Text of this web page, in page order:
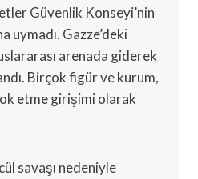
Güvenlik Konseyi’nin
uymadı. Gazze’deki
arenada giderek
Birçok figür ve kurum,
etme girişimi olarak
savaşı nedeniyle